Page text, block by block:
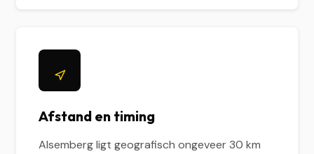
Afstand en timing
Alsemberg ligt geografisch ongeveer 30 km